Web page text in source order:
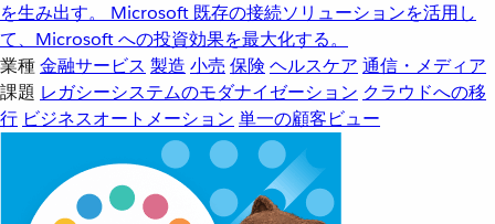
を生み出す。
Microsoft 既存の接続ソリューションを活用し
て、Microsoft への投資効果を最大化する。
業種金融サービス 製造 小売 保険 ヘルスケア 通信・メディア
課題 レガシーシステムのモダナイゼーション クラウドへの移
行 ビジネスオートメーション 単一の顧客ビュー